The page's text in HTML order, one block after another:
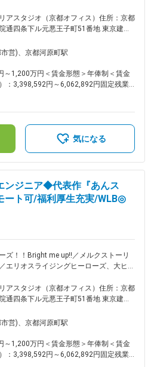
方 ・ゲームプランナー経験がある方 （
動やイベントスケジュールと、集計した
を一致させられ、分析したデータの報告
がゲームタイトルとして何の意味があり
変更の範囲：会社の定め
た2Dキャラクターのアニメーション
るアニメーション演出制作 ※現在Live2D
は募集を行なっておりません ■組織風
4割・女性が6割を占め、職種構成で
が2.7%・バックオフィスが5.1%となっ
問わず実力主義でキャリアアップを目指
ます。 ■抜群の働きやすさ：
集中して作業を行うことにフォーカスす
ライデー』とし、働く場所はオフィスで
しています。打合せや会議なども、金曜
ートワーク許可制度があり、無理をせず
くことを大前提として、自宅での業務実
勤等が心身の負担になるといった場合
良にも利用できます。また、復職サポー
100%、子育てをしながら時短で働くマ
ースも実績があります。働きやすい環境
す。勉強会や資料・技術書の購入なども
。挑戦し成長できる機会の創出のため、
ロジェクト制度』があります。許可を得
サブプロジェクトに充てることができま
に沿っていれば、副業が認められます。
、副業でも活躍している社員もいま
利厚生が多数です！ 変更の範囲：
アスタジオ（京都オフィス）住所：京都
通四条下ル元悪王子町51番地 東京建物
階勤務地最寄駅：阪急京都線／烏丸駅受
禁煙変更の範囲：会社の定める事業所
営)、京都河原町駅
～1,200万円＜賃金形態＞年俸制＜賃金
：3,398,592円～6,062,892円固定残業
有＜給与補足＞※経験・能力等を考慮の
定します。■昇級：あり■インセンティ
年1回支給します。賃金はあくまでも目
含めた表記です。
気になる
ンジニア◆代表作『あんス
ート可/福利厚生充実/WLB◎
ズ！！Bright me up!!／メルクストーリ
エリオスライジングヒーローズ、大ヒッ
ームのクライアント・サーバーなどの開
験料は全額会社が負担します。勉強会や
ども積極的に行っています。挑戦し成長
げることができる『サブプロジェクト制
を得て、業務時間の一部をサブプロジェ
アスタジオ（京都オフィス）住所：京都
通四条下ル元悪王子町51番地 東京建物
階勤務地最寄駅：阪急京都線／烏丸駅受
禁煙変更の範囲：会社の定める事業所
営)、京都河原町駅
～1,200万円＜賃金形態＞年俸制＜賃金
：3,398,592円～6,062,892円固定残業